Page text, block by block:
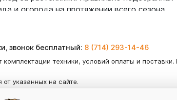
и огорода на протяжении всего сезона.
звонок бесплатный: 8 (714) 293-14-46
техники, условий оплаты и поставки.
от указанных на сайте.